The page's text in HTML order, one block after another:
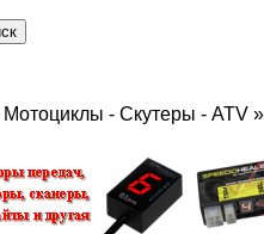
Мотоциклы - Скутеры - ATV »